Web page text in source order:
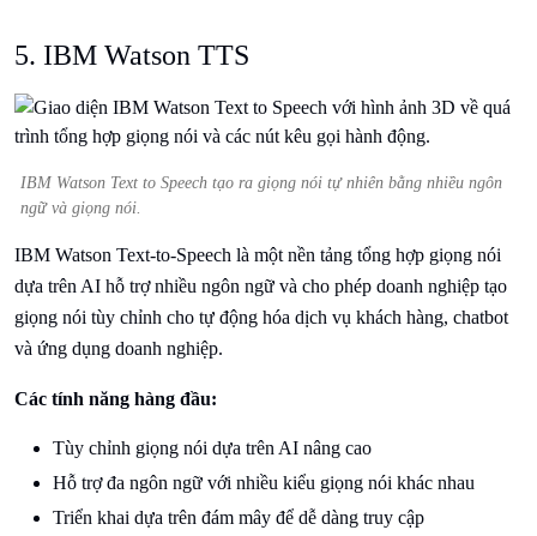
5. IBM Watson TTS
IBM Watson Text to Speech tạo ra giọng nói tự nhiên bằng nhiều ngôn
ngữ và giọng nói.
IBM Watson Text-to-Speech là một nền tảng tổng hợp giọng nói
dựa trên AI hỗ trợ nhiều ngôn ngữ và cho phép doanh nghiệp tạo
giọng nói tùy chỉnh cho tự động hóa dịch vụ khách hàng, chatbot
và ứng dụng doanh nghiệp.
Các tính năng hàng đầu:
Tùy chỉnh giọng nói dựa trên AI nâng cao
Hỗ trợ đa ngôn ngữ với nhiều kiểu giọng nói khác nhau
Triển khai dựa trên đám mây để dễ dàng truy cập